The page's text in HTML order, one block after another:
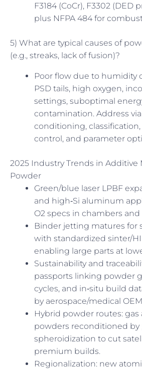
F3184 (CoCr), F3302 (DED
plus NFPA 484 for
5) What are typical causes of
(e.g., streaks, lack of fusion)?
Poor flow due to humidity
PSD tails, high oxygen,
settings, suboptimal
contamination. Address
conditioning,
control, and parameter
2025 Industry Trends in
Powder
Green/blue laser LPBF
and high‑Si aluminum
O2 specs in chambers
Binder jetting matures for
with standardized sinter/
enabling large parts at
Sustainability and
passports linking powder
cycles, and in‑situ build
by aerospace/medical
Hybrid powder routes: gas
powders reconditioned by
spheroidization to cut
premium builds.
Regionalization: new